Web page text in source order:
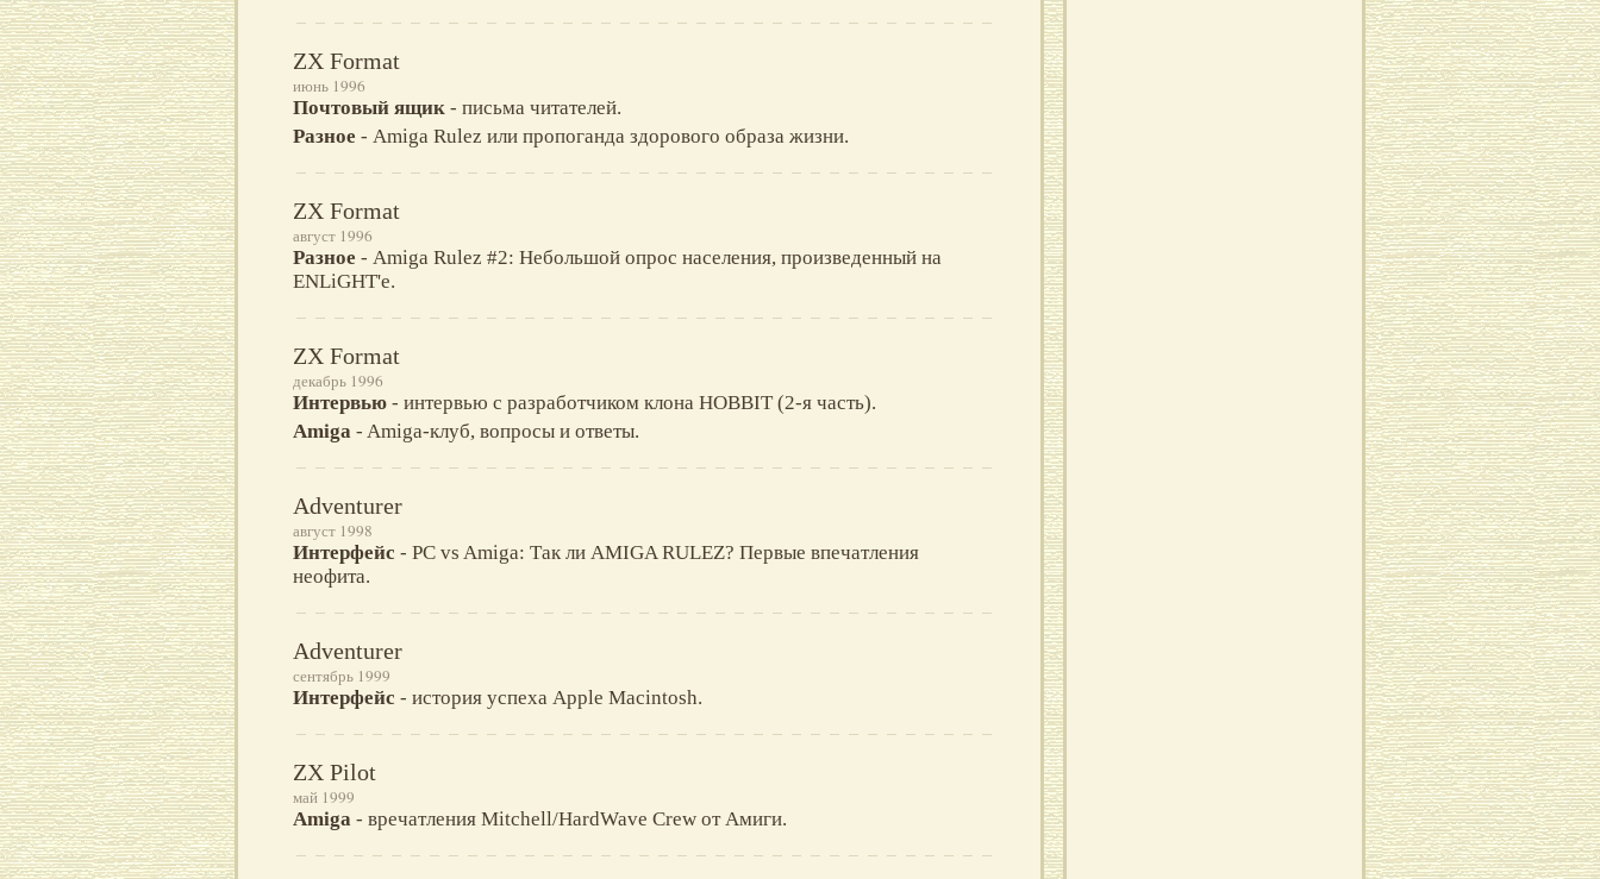
ZX Format
июнь 1996
Почтовый ящик - письма читателей.
Разное - Amiga Rulez или пропоганда здорового образа жизни.
ZX Format
август 1996
Разное - Amiga Rulez #2: Небольшой опрос населения, произведенный на
ENLiGHT'e.
ZX Format
декабрь 1996
Интервью - интервью с разработчиком клона HOBBIT (2-я часть).
Amiga - Amiga-клуб, вопросы и ответы.
Adventurer
август 1998
Интерфейс - PC vs Amiga: Так ли AMIGA RULEZ? Первые впечатления
неофита.
Adventurer
сентябрь 1999
Интерфейс - история успеха Apple Macintosh.
ZX Pilot
май 1999
Amiga - вречатления Mitchell/HardWave Crew от Амиги.